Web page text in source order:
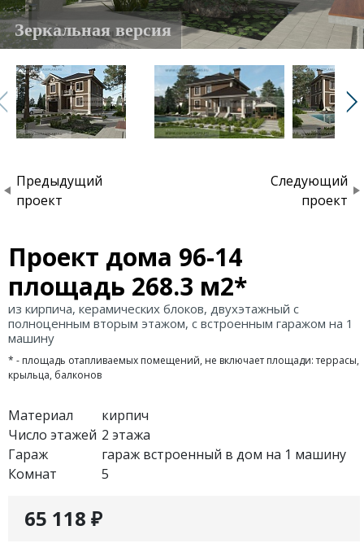
Зеркальная версия
Предыдущий
проект
Следующий
проект
Проект дома 96-14
площадь 268.3 м2*
из кирпича, керамических блоков, двухэтажный с
полноценным вторым этажом, с встроенным гаражом на 1
машину
* - площадь отапливаемых помещений, не включает площади: террасы,
крыльца, балконов
Материал
кирпич
Число этажей 2 этажа
Гараж
гараж встроенный в дом на 1 машину
Комнат
5
65 118 ₽